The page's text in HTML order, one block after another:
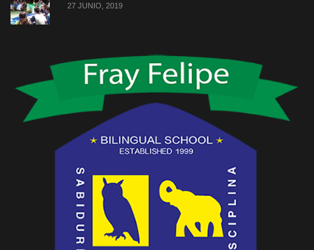
27 JUNIO, 2019